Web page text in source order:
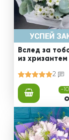
Вслед за
из хризантем
2
-